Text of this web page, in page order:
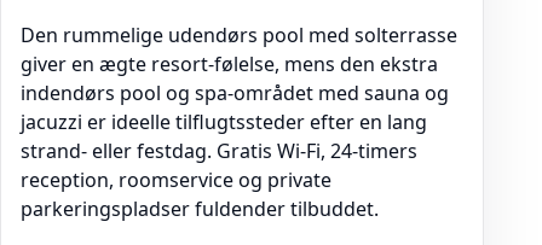
Den rummelige udendørs pool med solterrasse
giver en ægte resort-følelse, mens den ekstra
indendørs pool og spa-området med sauna og
jacuzzi er ideelle tilflugtssteder efter en lang
strand- eller festdag. Gratis Wi-Fi, 24-timers
reception, roomservice og private
parkeringspladser fuldender tilbuddet.